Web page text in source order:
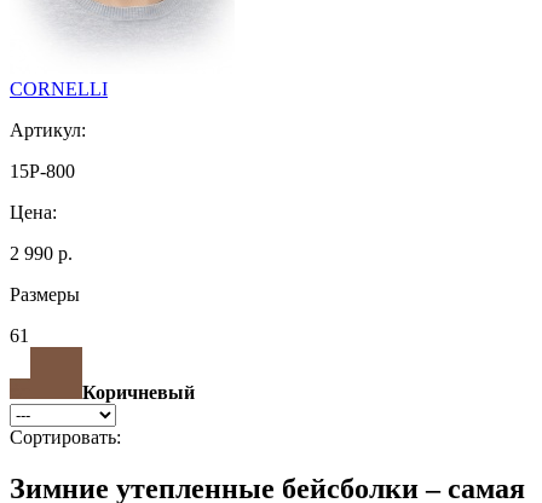
CORNELLI
Артикул:
15P-800
Цена:
2 990 р.
Размеры
61
Коричневый
Сортировать:
Зимние утепленные бейсболки – самая